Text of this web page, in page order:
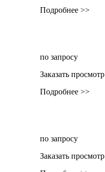
Подробнее >>
по запросу
Заказать просмотр
Подробнее >>
по запросу
Заказать просмотр